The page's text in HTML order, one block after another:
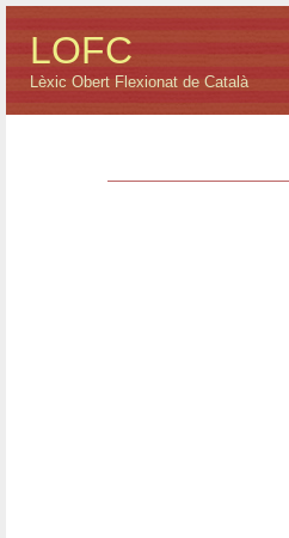
LOFC
Lèxic Obert Flexionat de Català